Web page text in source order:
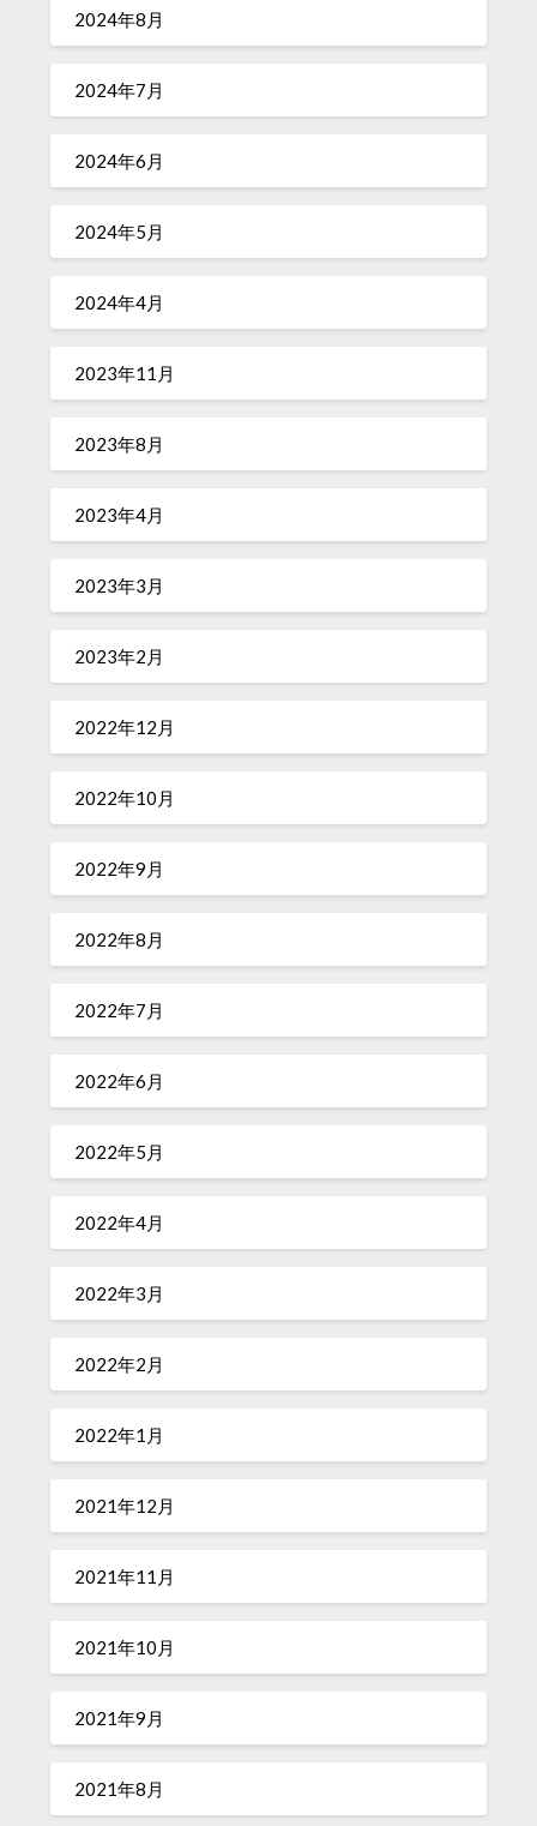
2024年8月
2024年7月
2024年6月
2024年5月
2024年4月
2023年11月
2023年8月
2023年4月
2023年3月
2023年2月
2022年12月
2022年10月
2022年9月
2022年8月
2022年7月
2022年6月
2022年5月
2022年4月
2022年3月
2022年2月
2022年1月
2021年12月
2021年11月
2021年10月
2021年9月
2021年8月